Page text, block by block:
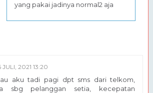
yang pakai jadinya normal2 aja
JULI, 2021 13:20
aku tadi pagi dpt sms dari telkom,
sbg pelanggan setia, kecepatan